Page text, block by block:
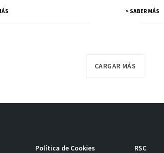
> SABER MÁS
CARGAR MÁS
Política de Cookies RSC